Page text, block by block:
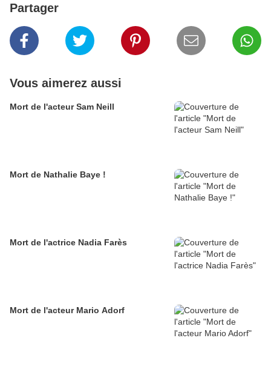
Partager
Vous aimerez aussi
Mort de l'acteur Sam Neill
Mort de Nathalie Baye !
Mort de l'actrice Nadia Farès
Mort de l'acteur Mario Adorf